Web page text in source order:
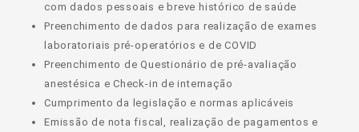
com dados pessoais e breve histórico de saúde
Preenchimento de dados para realização de exames
laboratoriais pré-operatórios e de COVID
Preenchimento de Questionário de pré-avaliação
anestésica e Check-in de internação
Cumprimento da legislação e normas aplicáveis
Emissão de nota fiscal, realização de pagamentos e